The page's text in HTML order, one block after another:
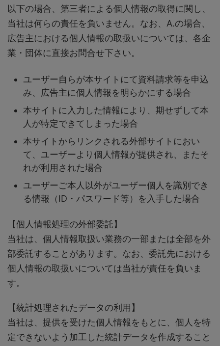
以下の場合、第三者による個人情報の取得に関し、
当社は何らの責任を負いません。なお、A.の場合、
広告主における個人情報の取扱いについては、各企
業・団体に直接お問合せ下さい。
ユーザー自らが本サイトにて資料請求等を申込
み、広告主に個人情報を明らかにする場合
本サイトに入力した情報により、期せずして本
人が特定できてしまった場合
本サイトからリンクされる外部サイトにおい
て、ユーザーより個人情報が提供され、またそ
れが利用された場合
ユーザーご本人以外がユーザー個人を識別でき
る情報（ID・パスワード等）を入手した場合
【個人情報処理の外部委託】
当社は、個人情報取扱い業務の一部または全部を外
部委託することがあります。なお、委託先における
個人情報の取扱いについては当社が責任を負いま
す。
【統計処理されたデータの利用】
当社は、提供を受けた個人情報をもとに、個人を特
定できないよう加工した統計データを作成すること